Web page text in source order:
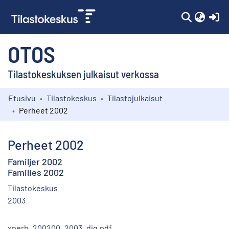
OTOS
Tilastokeskuksen julkaisut verkossa
Kokoelmat
Etusivu Tilastokeskus
Tilastojulkaisut
Perheet 2002
Perheet 2002
Familjer 2002
Families 2002
Tilastokeskus
2003